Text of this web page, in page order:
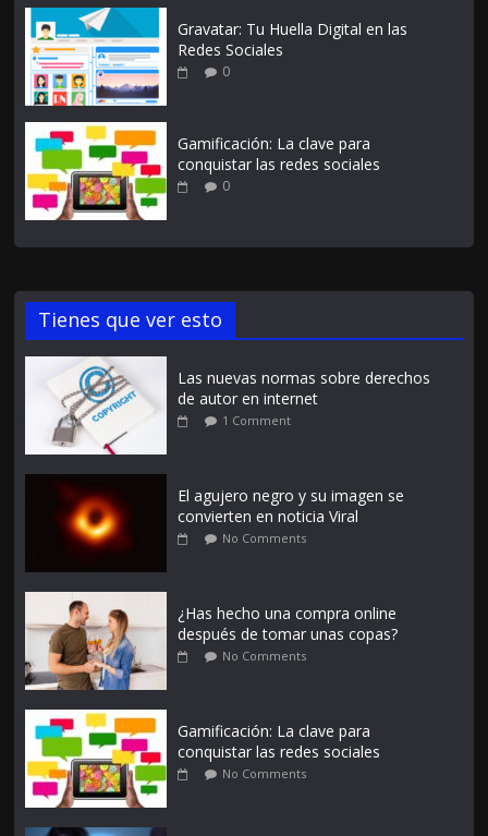
Gravatar: Tu Huella Digital en las
Redes Sociales
0
Gamificación: La clave para
conquistar las redes sociales
0
Tienes que ver esto
Las nuevas normas sobre derechos
de autor en internet
1 Comment
El agujero negro y su imagen se
convierten en noticia Viral
No Comments
¿Has hecho una compra online
después de tomar unas copas?
No Comments
Gamificación: La clave para
conquistar las redes sociales
No Comments